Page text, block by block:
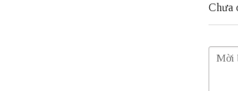
Chưa